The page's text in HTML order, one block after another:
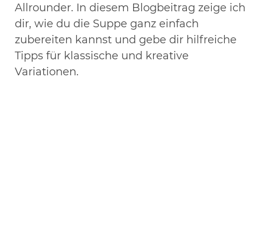
Allrounder. In diesem Blogbeitrag zeige ich
dir, wie du die Suppe ganz einfach
zubereiten kannst und gebe dir hilfreiche
Tipps für klassische und kreative
Variationen.